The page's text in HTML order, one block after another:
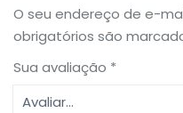
O seu endereço de e-
obrigatórios são
Sua avaliação *